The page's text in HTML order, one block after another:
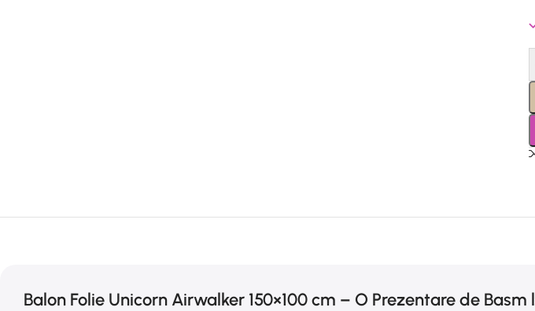
Balon Folie Unicorn Airwalker 150×100 cm – O Prezentare de Basm